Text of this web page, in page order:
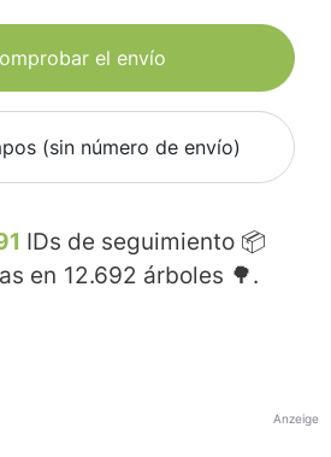
el envío
(sin número de envío)
IDs de seguimiento 📦
en 12.692 árboles 🌳.
Anzeige